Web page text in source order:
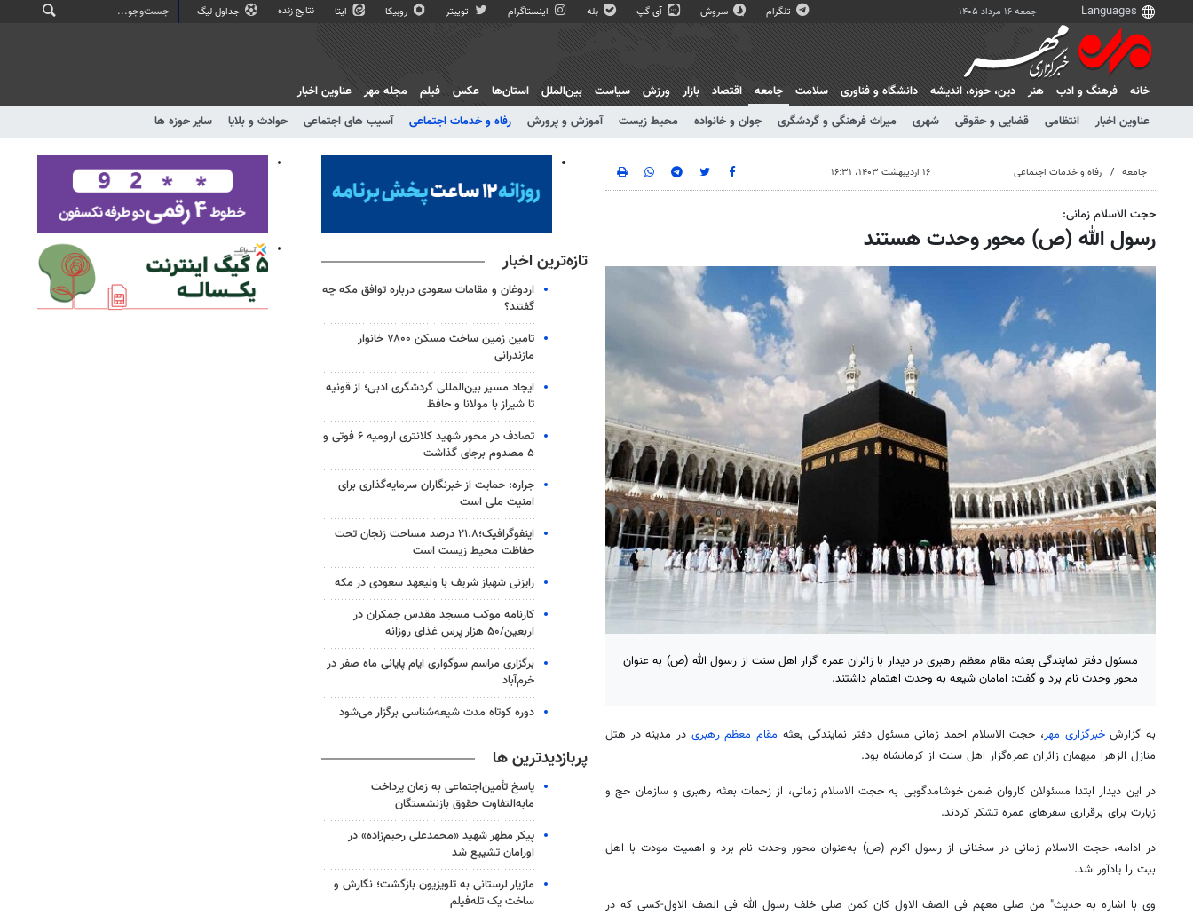
جمعه ۱۶ مرداد ۱۴۰۵ تلگرام سروش آی گپ بله اینستاگرام توییتر روبیکا ایتا نتایج زنده جداول لیگ
خانه فرهنگ و ادب هنر دين، حوزه، انديشه دانشگاه و فناوری سلامت
جامعه
عناوین اخبار
انتظامی قضایی و حقوقی شهری میراث فرهنگی و گردشگری جوان و خانواده محیط زیست آموزش و پرورش رفاه و خدمات اجتماعی آسیب های اجتماعی حوادث و بلایا سایر حوزه ها
اقتصاد بازار ورزش سیاست بین‌الملل استان‌ها عکس فیلم مجله مهر عناوین اخبار
جامعه رفاه و خدمات اجتماعی ۱۶ اردیبهشت ۱۴۰۳، ۱۶:۳۱
حجت الاسلام زمانی:
رسول الله (ص) محور وحدت هستند
مسئول دفتر نمایندگی بعثه مقام معظم رهبری در دیدار با زائران عمره گزار اهل سنت از رسول الله (ص) به‌ عنوان
محور وحدت نام برد و گفت: امامان شیعه به وحدت اهتمام داشتند.
به گزارشخبرگزاری مهر، حجت الاسلام احمد زمانی مسئول دفتر نمایندگی بعثه مقام معظم رهبری در مدینه در هتل
منازل الزهرا میهمان زائران عمره‌گزار اهل سنت از کرمانشاه بود.
در این دیدار ابتدا مسئولان کاروان ضمن خوشامدگویی به حجت الاسلام زمانی، از زحمات بعثه رهبری و سازمان حج و
زیارت برای برقراری سفرهای عمره تشکر کردند.
در ادامه، حجت الاسلام زمانی در سخنانی از رسول اکرم (ص) به‌عنوان محور وحدت نام برد و اهمیت مودت با اهل
بیت را یادآور شد.
وی با اشاره به حدیث" من صلی معهم فی الصف الاول کان کمن صلی خلف رسول اللهفی الصف الاول-کسی که در
تازه‌ترین اخبار
اردوغان و مقامات سعودی درباره توافق مکه چه
گفتند؟
تامین زمین ساخت مسکن ۷۸۰۰ خانوار
مازندرانی
ایجاد مسیر بین‌المللی گردشگری ادبی؛ از قونیه
تا شیراز با مولانا و حافظ
تصادف در محور شهید کلانتری ارومیه ۶ فوتی و
۵ مصدوم برجای گذاشت
جراره: حمایت از خبرنگاران سرمایه‌گذاری برای
امنیت ملی است
اینفوگرافیک؛۲۱.۸ درصد مساحت زنجان تحت
حفاظت محیط زیست است
رایزنی شهباز شریف با ولیعهد سعودی در مکه
کارنامه موکب مسجد مقدس جمکران در
اربعین/۵۰ هزار پرس غذای روزانه
برگزاری مراسم سوگواری ایام پایانی ماه صفر در
خرم‌آباد
دوره کوتاه مدت شیعه‌شناسی برگزار می‌شود
پربازدیدترین ها
پاسخ تأمین‌اجتماعی به زمان پرداخت
مابه‌التفاوت حقوق بازنشستگان
پیکر مطهر شهید «محمدعلی رحیم‌زاده» در
اورامان تشییع شد
مازیار لرستانی به تلویزیون بازگشت؛ نگارش و
ساخت یک تله‌فیلم